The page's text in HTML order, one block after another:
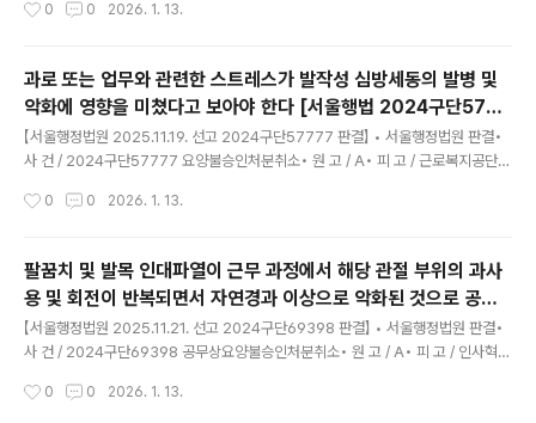
한 해고는 무효임을 확인한다.2. 피고는 원고에게 23,304,326원 및 그중 14,410,
지급하라.3. 소송비용은 피고가 부담한다.4. 제1항은 가집행할 수 있다. 주문과 같다.
1. 기초사실 가. 당사자의 지위원고는 2016.9.5.부터 2016.11.4.까지, 2017.3.1.부
터 2018.2.28.까지 C(이하..
0 0 2026. 1. 13.
과로 또는 업무와 관련한 스트레스가 발작성 심방세동의 발병 및
악화에 영향을 미쳤다고 보아야 한다 [서울행법 2024구단5777
7]
【서울행정법원 2025.11.19. 선고 2024구단57777 판결】 • 서울행정법원 판결•
사 건 / 2024구단57777 요양불승인처분취소• 원 고 / A• 피 고 / 근로복지공단•
한 요양급여 불승인 처분을 취소한다.2. 소송비용은 피고가 부담한다. 주문과 같다.
다.다. 피고는 ‘발작성 심방세동을 유발할 정도의 업무시간, 강도, 책임 및 업무환경의
변화가 확인되지 않고, 업무부담 가중요인도 확인되지 ..
0 0 2026. 1. 13.
팔꿈치 및 발목 인대파열이 근무 과정에서 해당 관절 부위의 과사
용 및 회전이 반복되면서 자연경과 이상으로 악화된 것으로 공무
상요양불승인 처분은 위법 [서울행법 2024구단69398]
【서울행정법원 2025.11.21. 선고 2024구단69398 판결】 • 서울행정법원 판결•
사 건 / 2024구단69398 공무상요양불승인처분취소• 원 고 / A• 피 고 / 인사혁신
고에게 한 공무상요양 불승인 처분 중 주관절 외측상과염, 족관절 전거비인대 만성파
0 0 2026. 1. 13.